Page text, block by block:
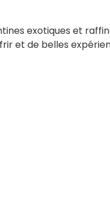
exotiques et
et de belles